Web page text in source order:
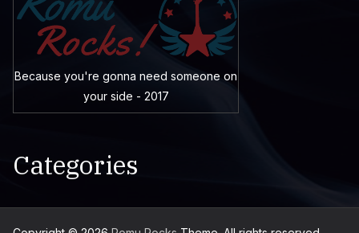
Because you're gonna need someone on
your side - 2017
Categories